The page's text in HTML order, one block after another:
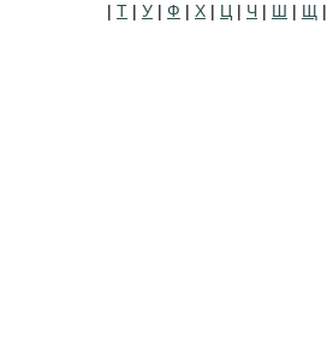
| Т | У | Ф | Х | Ц | Ч | Ш | Щ |